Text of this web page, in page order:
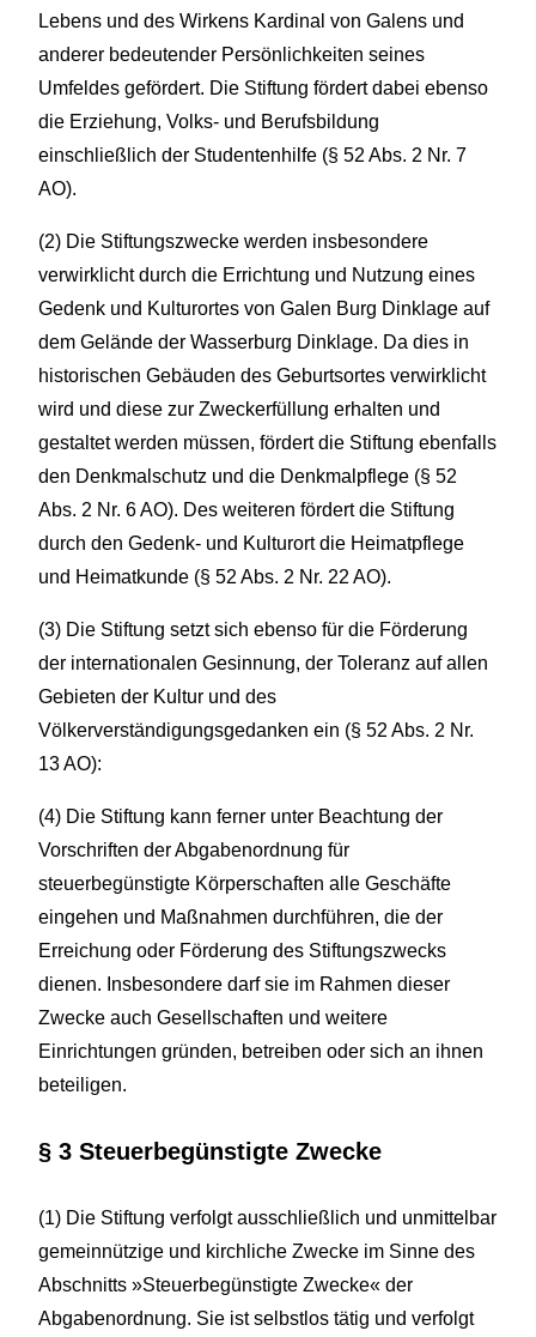
Lebens und des Wirkens Kardinal von Galens und
anderer bedeutender Persönlichkeiten seines
Umfeldes gefördert. Die Stiftung fördert dabei ebenso
die Erziehung, Volks- und Berufsbildung
einschließlich der Studentenhilfe (§ 52 Abs. 2 Nr. 7
AO).
(2) Die Stiftungszwecke werden insbesondere
verwirklicht durch die Errichtung und Nutzung eines
Gedenk und Kulturortes von Galen Burg Dinklage auf
dem Gelände der Wasserburg Dinklage. Da dies in
historischen Gebäuden des Geburtsortes verwirklicht
wird und diese zur Zweckerfüllung erhalten und
gestaltet werden müssen, fördert die Stiftung ebenfalls
den Denkmalschutz und die Denkmalpflege (§ 52
Abs. 2 Nr. 6 AO). Des weiteren fördert die Stiftung
durch den Gedenk- und Kulturort die Heimatpflege
und Heimatkunde (§ 52 Abs. 2 Nr. 22 AO).
(3) Die Stiftung setzt sich ebenso für die Förderung
der internationalen Gesinnung, der Toleranz auf allen
Gebieten der Kultur und des
Völkerverständigungsgedanken ein (§ 52 Abs. 2 Nr.
13 AO):
(4) Die Stiftung kann ferner unter Beachtung der
Vorschriften der Abgabenordnung für
steuerbegünstigte Körperschaften alle Geschäfte
eingehen und Maßnahmen durchführen, die der
Erreichung oder Förderung des Stiftungszwecks
dienen. Insbesondere darf sie im Rahmen dieser
Zwecke auch Gesellschaften und weitere
Einrichtungen gründen, betreiben oder sich an ihnen
beteiligen.
§ 3 Steuerbegünstigte Zwecke
(1) Die Stiftung verfolgt ausschließlich und unmittelbar
gemeinnützige und kirchliche Zwecke im Sinne des
Abschnitts »Steuerbegünstigte Zwecke« der
Abgabenordnung. Sie ist selbstlos tätig und verfolgt